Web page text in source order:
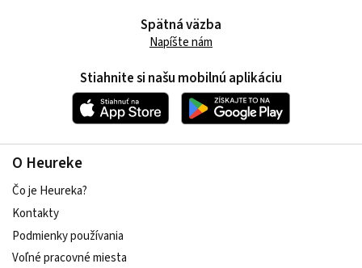
O Heureke
Čo je Heureka?
Kontakty
Podmienky používania
Voľné pracovné miesta
Spätná väzba
Napíšte nám
Stiahnite si našu mobilnú aplikáciu